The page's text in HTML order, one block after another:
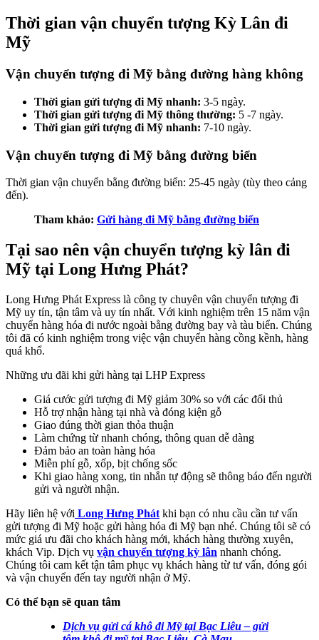
Thời gian vận chuyển tượng Kỳ Lân đi
Mỹ
Vận chuyển tượng đi Mỹ bằng đường hàng không
Thời gian gửi tượng đi Mỹ nhanh: 3-5 ngày.
Thời gian gửi tượng đi Mỹ thông thường: 5 -7 ngày.
Thời gian gửi tượng đi Mỹ nhanh: 7-10 ngày.
Vận chuyển tượng đi Mỹ bằng đường biển
Thời gian vận chuyển bằng đường biển: 25-45 ngày (tùy theo cảng
đến).
Tham khảo: Gửi hàng đi Mỹ bằng đường biển
Tại sao nên vận chuyển tượng kỳ lân đi
Mỹ tại Long Hưng Phát?
Long Hưng Phát Express là công ty chuyên vận chuyển tượng đi
Mỹ uy tín, tận tâm và uy tín nhất. Với kinh nghiệm trên 15 năm vận
chuyển hàng hóa đi nước ngoài bằng đường bay và tàu biển. Chúng
tôi đã có kinh nghiệm trong việc vận chuyển hàng cồng kềnh, hàng
quá khổ.
Những ưu đãi khi gửi hàng tại LHP Express
Giá cước gửi tượng đi Mỹ giảm 30% so với các đối thủ
Hỗ trợ nhận hàng tại nhà và đóng kiện gỗ
Giao đúng thời gian thỏa thuận
Làm chứng từ nhanh chóng, thông quan dễ dàng
Đảm bảo an toàn hàng hóa
Miễn phí gỗ, xốp, bịt chống sốc
Khi giao hàng xong, tin nhắn tự động sẽ thông báo đến người
gửi và người nhận.
Hãy liên hệ với Long Hưng Phát khi bạn có nhu cầu cần tư vấn
gửi tượng đi Mỹ hoặc gửi hàng hóa đi Mỹ bạn nhé. Chúng tôi sẽ có
mức giá ưu đãi cho khách hàng mới, khách hàng thường xuyên,
khách Vip. Dịch vụ vận chuyển tượng kỳ lân nhanh chóng.
Chúng tôi cam kết tận tâm phục vụ khách hàng từ tư vấn, đóng gói
và vận chuyển đến tay người nhận ở Mỹ.
Có thể bạn sẽ quan tâm
Dịch vụ gửi cá khô đi Mỹ tại Bạc Liêu – gửi